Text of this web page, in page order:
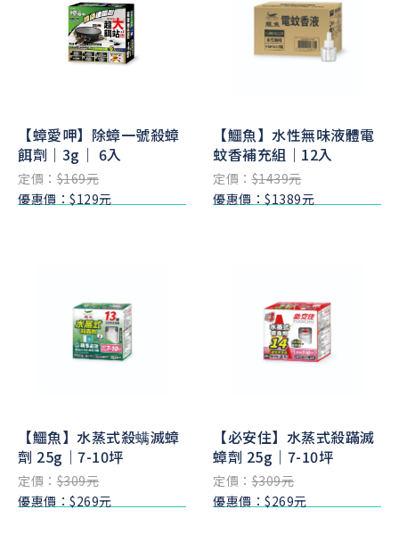
【蟑愛呷】除蟑一號殺蟑
餌劑｜3g｜ 6入
定價：$169元
優惠價：$129元
【鱷魚】水性無味液體電
蚊香補充組｜12入
定價：$1439元
優惠價：$1389元
【鱷魚】水蒸式殺螨滅蟑
劑 25g｜7-10坪
定價：$309元
優惠價：$269元
【必安住】水蒸式殺蹣滅
蟑劑 25g｜7-10坪
定價：$309元
優惠價：$269元